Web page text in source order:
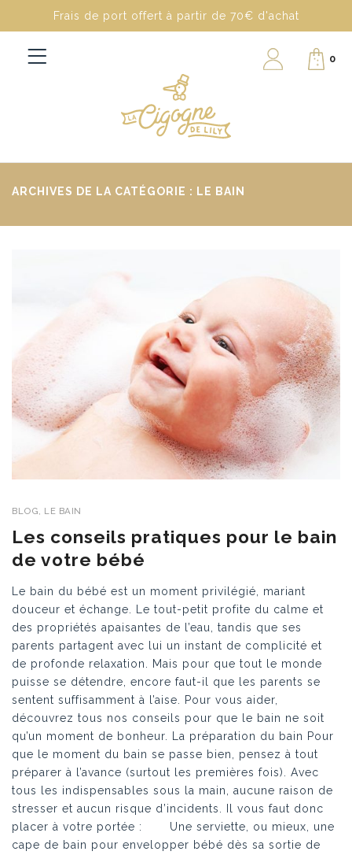
Frais de port offert à partir de 70€ d'achat
0
ARCHIVES DE LA CATÉGORIE : LE BAIN
BLOG, LE BAIN
Les conseils pratiques pour le bain
de votre bébé
Le bain du bébé est un moment privilégié, mariant
douceur et échange. Le tout-petit profite du calme et
des propriétés apaisantes de l’eau, tandis que ses
parents partagent avec lui un instant de complicité et
de profonde relaxation. Mais pour que tout le monde
puisse se détendre, encore faut-il que les parents se
sentent suffisamment à l’aise. Pour vous aider,
découvrez tous nos conseils pour que le bain ne soit
qu’un moment de bonheur. La préparation du bain Pour
que le moment du bain se passe bien, pensez à tout
préparer à l’avance (surtout les premières fois). Avec
tous les indispensables sous la main, aucune raison de
stresser et aucun risque d’incidents. Il vous faut donc
placer à votre portée : Une serviette, ou mieux, une
cape de bain pour envelopper bébé dès sa sortie de